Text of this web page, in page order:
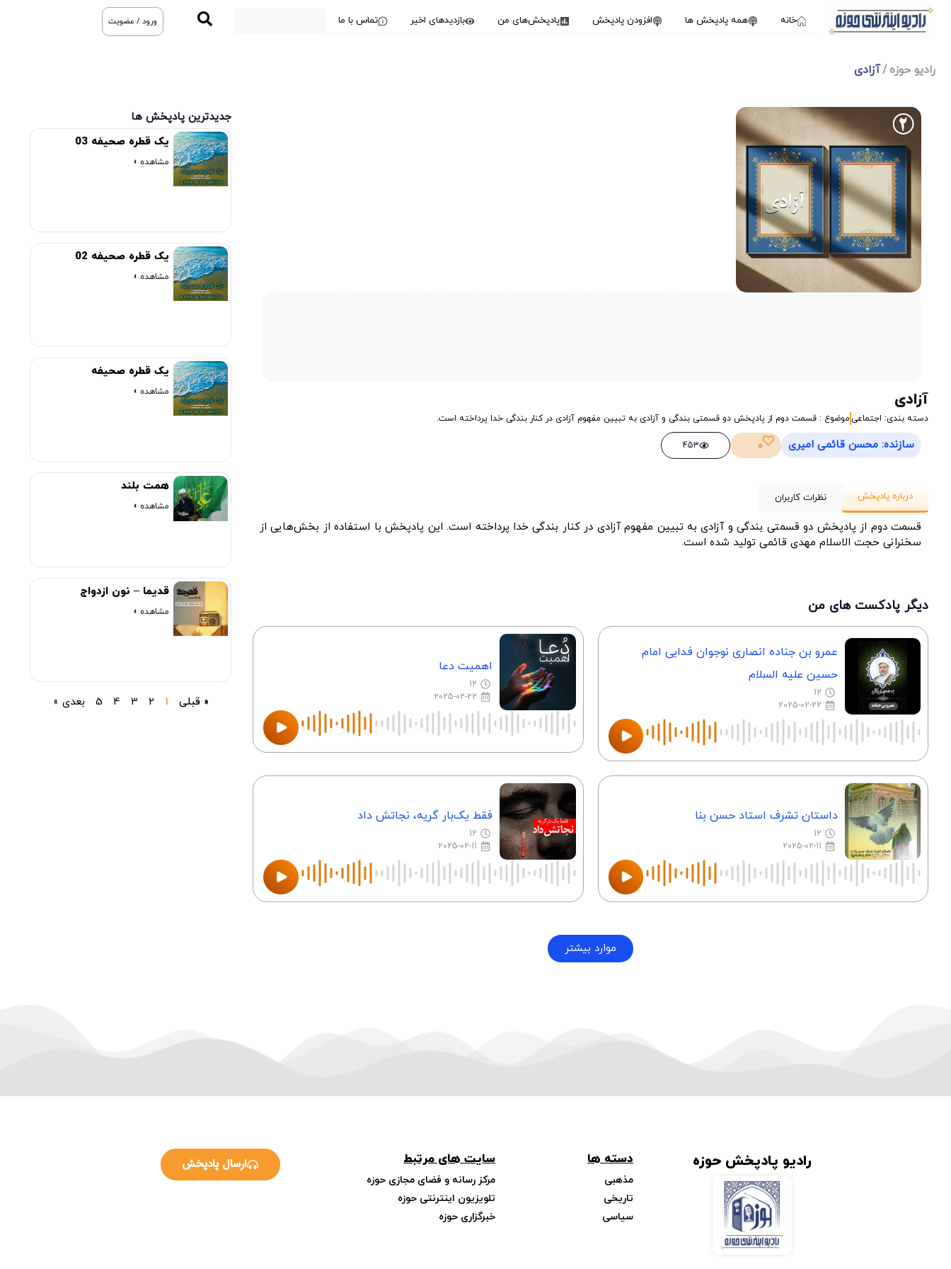
خانه همه پادپخش ها افزودن پادپخش پادپخش‌های من بازدیدهای اخیر تماس با ما ورود / عضویت
رادیو حوزه آزادی
1X
آزادی
دسته بندی: اجتماعی موضوع : قسمت دوم از پادپخش دو قسمتی بندگی و آزادی به تبیین مفهوم آزادی در کنار بندگی خدا پرداخته است.
سازنده: محسن قائمی امیری 0
453
درباره پادپخش نظرات کاربران
قسمت دوم از پادپخش دو قسمتی بندگی و آزادی به تبیین مفهوم آزادی در کنار بندگی خدا پرداخته است. این پادپخش با استفاده از بخش‌هایی از
سخنرانی حجت الاسلام مهدی قائمی تولید شده است.
دیگر پادکست های من
عمرو بن جناده انصاری نوجوان فدایی امام
حسین علیه السلام
12
2025-02-22
اهمیت دعا
12
2025-02-22
داستان تشرف استاد حسن بنا
12
2025-02-11
فقط یک‌بار گریه، نجاتش داد
12
2025-02-11
موارد بیشتر
جدیدترین پادپخش ها
یک قطره صحیفه 03
مشاهده »
یک قطره صحیفه 02
مشاهده »
یک قطره صحیفه
مشاهده »
همت بلند
مشاهده »
قدیما – نون ازدواج
مشاهده »
« قبلی 1
2
3
4
5 بعدی »
رادیو پادپخش حوزه دسته ها
مذهبی
تاریخی
سیاسی
سایت های مرتبط
مرکز رسانه و فضای مجازی حوزه
تلویزیون اینترنتی حوزه
خبرگزاری حوزه
ارسال پادپخش